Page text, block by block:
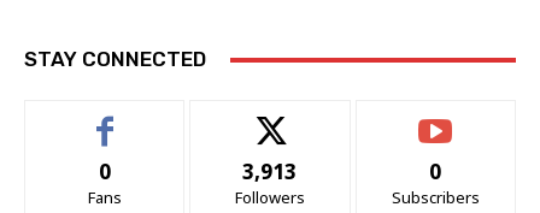
STAY CONNECTED
0
Fans
3,913
Followers
0
Subscribers